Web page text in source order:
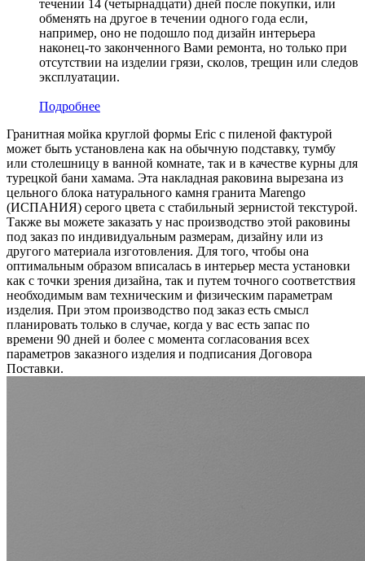
течении 14 (четырнадцати) дней после покупки, или
обменять на другое в течении одного года если,
например, оно не подошло под дизайн интерьера
наконец-то законченного Вами ремонта, но только при
отсутствии на изделии грязи, сколов, трещин или следов
эксплуатации.
Подробнее
Гранитная мойка круглой формы Eric с пиленой фактурой
может быть установлена как на обычную подставку, тумбу
или столешницу в ванной комнате, так и в качестве курны для
турецкой бани хамама. Эта накладная раковина вырезана из
цельного блока натурального камня гранита Marengo
(ИСПАНИЯ) серого цвета c стабильный зернистой текстурой.
Также вы можете заказать у нас производство этой раковины
под заказ по индивидуальным размерам, дизайну или из
другого материала изготовления. Для того, чтобы она
оптимальным образом вписалась в интерьер места установки
как с точки зрения дизайна, так и путем точного соответствия
необходимым вам техническим и физическим параметрам
изделия. При этом производство под заказ есть смысл
планировать только в случае, когда у вас есть запас по
времени 90 дней и более с момента согласования всех
параметров заказного изделия и подписания Договора
Поставки.